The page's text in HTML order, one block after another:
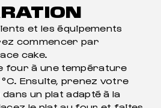
et les équipements
commencer par
cake.
four à une température
°C. Ensuite, prenez votre
un plat adapté à la